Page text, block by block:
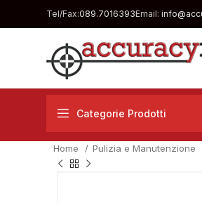
Tel/Fax:089.7016393Email:
Categorie Prodotti
Home Pulizia e Manutenzione